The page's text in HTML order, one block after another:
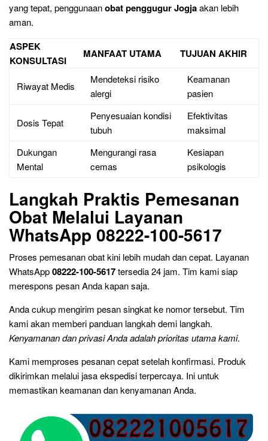
yang tepat, penggunaanobat penggugur Jogjaakan lebih
aman.
ASPEK
KONSULTASI
MANFAAT UTAMA TUJUAN AKHIR
Riwayat Medis
Mendeteksi risiko
alergi
Keamanan
pasien
Dosis Tepat
Penyesuaian kondisi
tubuh
Efektivitas
maksimal
Dukungan
Mental
Mengurangi rasa
cemas
Kesiapan
psikologis
Langkah Praktis Pemesanan
Obat Melalui Layanan
WhatsApp 08222-100-5617
Proses pemesanan obat kini lebih mudah dan cepat. Layanan
WhatsApp08222-100-5617tersedia 24 jam. Tim kami siap
merespons pesan Anda kapan saja.
Anda cukup mengirim pesan singkat ke nomor tersebut. Tim
kami akan memberi panduan langkah demi langkah.
Kenyamanan dan privasi Anda adalah prioritas utama kami.
Kami memproses pesanan cepat setelah konfirmasi. Produk
dikirimkan melalui jasa ekspedisi terpercaya. Ini untuk
memastikan keamanan dan kenyamanan Anda.